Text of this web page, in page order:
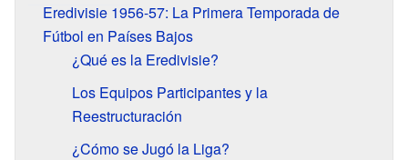
Eredivisie 1956-57: La Primera Temporada de
Fútbol en Países Bajos
¿Qué es la Eredivisie?
Los Equipos Participantes y la
Reestructuración
¿Cómo se Jugó la Liga?